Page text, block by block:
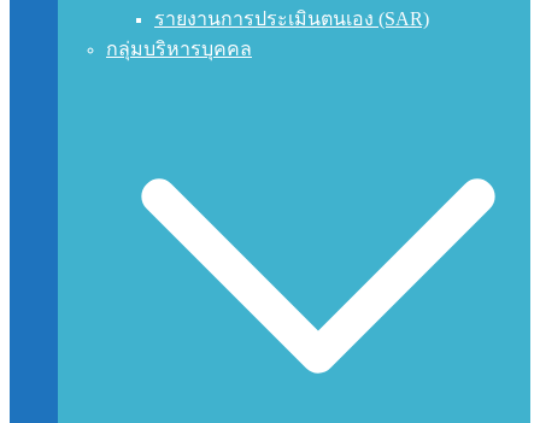
รายงานการประเมินตนเอง (SAR)
กลุ่มบริหารบุคคล